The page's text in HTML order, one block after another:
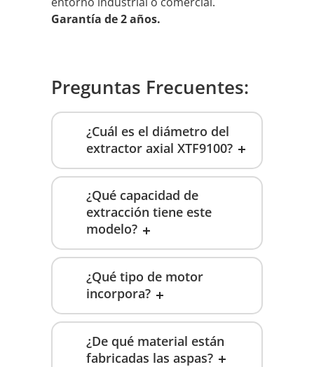
Garantía de 2 años.
Preguntas Frecuentes:
¿Cuál es el diámetro del
extractor axial XTF9100?
¿Qué capacidad de
extracción tiene este
modelo?
¿Qué tipo de motor
incorpora?
¿De qué material están
fabricadas las aspas?